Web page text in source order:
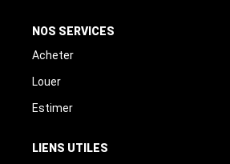
NOS SERVICES
Acheter
Louer
Estimer
LIENS UTILES